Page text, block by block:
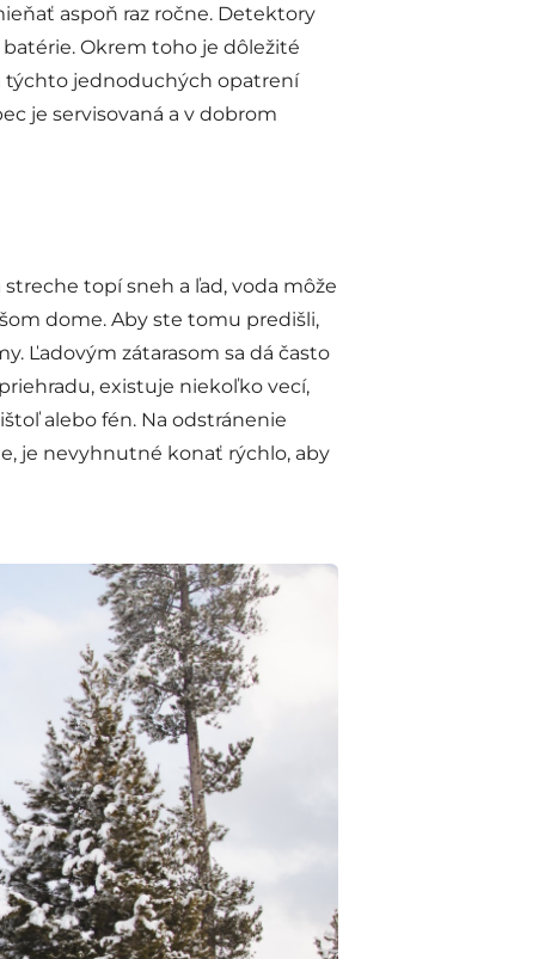
aspoň raz ročne. Detektory
Okrem toho je dôležité
týchto jednoduchých opatrení
je servisovaná a v dobrom
topí sneh a ľad, voda môže
dome. Aby ste tomu predišli,
Ľadovým zátarasom sa dá často
existuje niekoľko vecí,
alebo fén. Na odstránenie
je nevyhnutné konať rýchlo, aby